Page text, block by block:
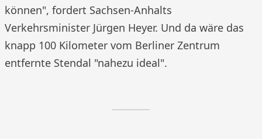
können", fordert Sachsen-Anhalts
Verkehrsminister Jürgen Heyer. Und da wäre das
knapp 100 Kilometer vom Berliner Zentrum
entfernte Stendal "nahezu ideal".